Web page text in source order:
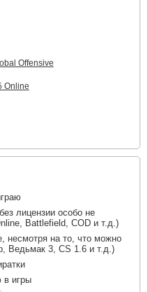
Offensive
Online
лицензии особо не
Battlefield, COD и т.д.)
несмотря на то, что можно
Ведьмак 3, CS 1.6 и т.д.)
в игры